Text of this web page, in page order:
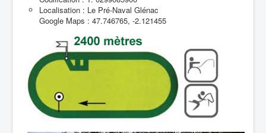
Localisation : Le Pré-Naval Glénac
Google Maps : 47.746765, -2.121455